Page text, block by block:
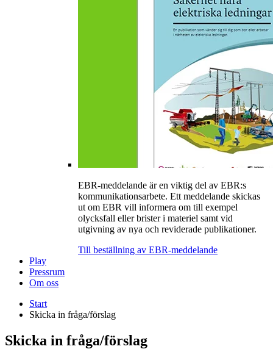
EBR-meddelande är en viktig del av EBR:s
kommunikationsarbete. Ett meddelande skickas
ut om EBR vill informera om till exempel
olycksfall eller brister i materiel samt vid
utgivning av nya och reviderade publikationer.
Till beställning av EBR-meddelande
Play
Pressrum
Om oss
Start
Skicka in fråga/förslag
Skicka in fråga/förslag